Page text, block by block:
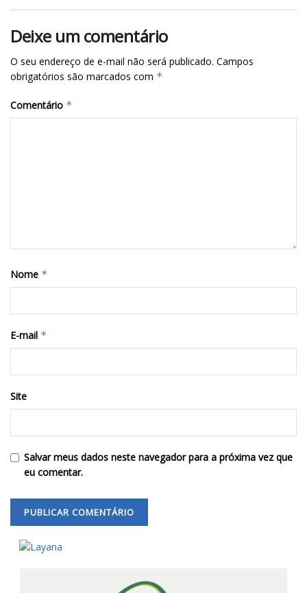
Deixe um comentário
O seu endereço de e-mail não será publicado. Campos
obrigatórios são marcados com *
Comentário *
Nome *
E-mail *
Site
Salvar meus dados neste navegador para a próxima vez que
eu comentar.